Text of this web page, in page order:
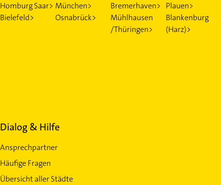
Homburg Saar> München> Bremerhaven> Plauen>
Bielefeld>
Osnabrück>
Mühlhausen
/Thüringen>
Blankenburg
(Harz)>
Dialog & Hilfe
Ansprechpartner
Häufige Fragen
Übersicht aller Städte